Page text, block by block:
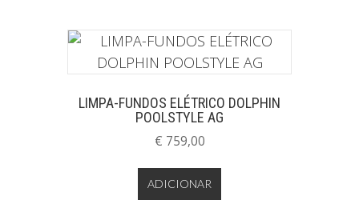
LIMPA-FUNDOS ELÉTRICO DOLPHIN
POOLSTYLE AG
€ 759,00
ADICIONAR